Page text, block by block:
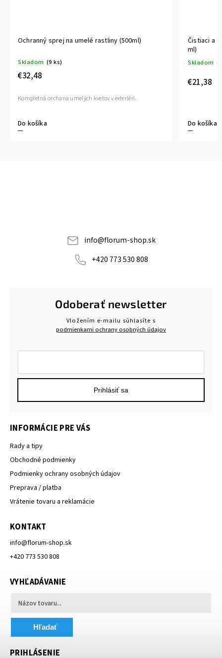
Ochranný sprej na umelé rastliny (500ml)
Skladom (9 ks)
€32,48
Do košíka
Kompletná orchana umelých kvetov v exteriéri.
Čistiaci a
ml)
Skladom
€21,38
Do košíka
info@florum-shop.sk
+420 773 530 808
Odoberať newsletter
Vložením e-mailu súhlasíte s
podmienkami ochrany osobných údajov
Prihlásiť sa
INFORMÁCIE PRE VÁS
Rady a tipy
Obchodné podmienky
Podmienky ochrany osobných údajov
Preprava / platba
Vrátenie tovaru a reklamácie
KONTAKT
info@florum-shop.sk
+420 773 530 808
VYHĽADÁVANIE
Hľadať
PRIHLÁSENIE